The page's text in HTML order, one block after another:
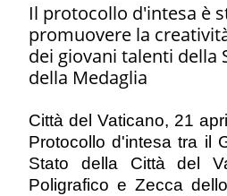
Il protocollo d'intesa è
promuovere la
dei giovani talenti della
della Medaglia
Città del Vaticano, 21
Protocollo d'intesa tra il
Stato della Città del
Poligrafico e Zecca